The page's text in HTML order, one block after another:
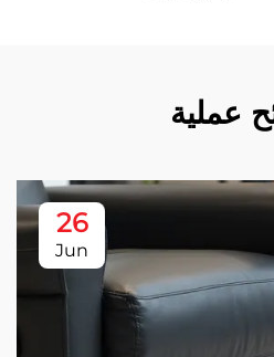
عملية
26
Jun